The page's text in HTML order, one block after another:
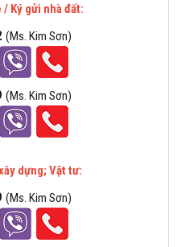
Ký gửi nhà đất:
(Ms. Kim Sơn)
(Ms. Kim Sơn)
dựng; Vật tư:
(Ms. Kim Sơn)